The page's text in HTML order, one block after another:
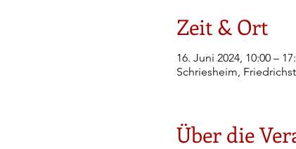
Zeit & Ort
16. Juni 2024, 10:00 –
Schriesheim,
Über die